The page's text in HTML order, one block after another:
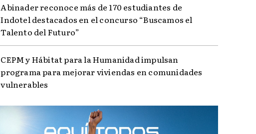
Abinader reconoce más de 170 estudiantes de
Indotel destacados en el concurso “Buscamos el
Talento del Futuro”
CEPM y Hábitat para la Humanidad impulsan
programa para mejorar viviendas en comunidades
vulnerables